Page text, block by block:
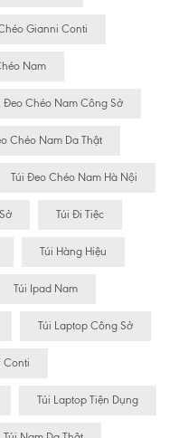
Gianni Conti
Nam
Đeo Chéo Nam Công Sở
Chéo Nam Da Thật
Túi Đeo Chéo Nam Hà Nội
Túi Đi Tiệc
Túi Hàng Hiệu
Túi Ipad Nam
Túi Laptop Công Sở
Conti
Túi Laptop Tiện Dụng